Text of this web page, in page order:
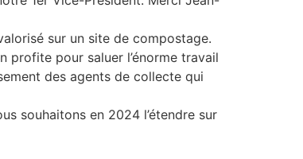
sur un site de compostage.
profite pour saluer l’énorme travail
des agents de collecte qui
souhaitons en 2024 l’étendre sur